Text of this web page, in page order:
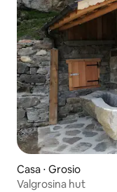
Casa ⋅ Grosio
Valgrosina hut